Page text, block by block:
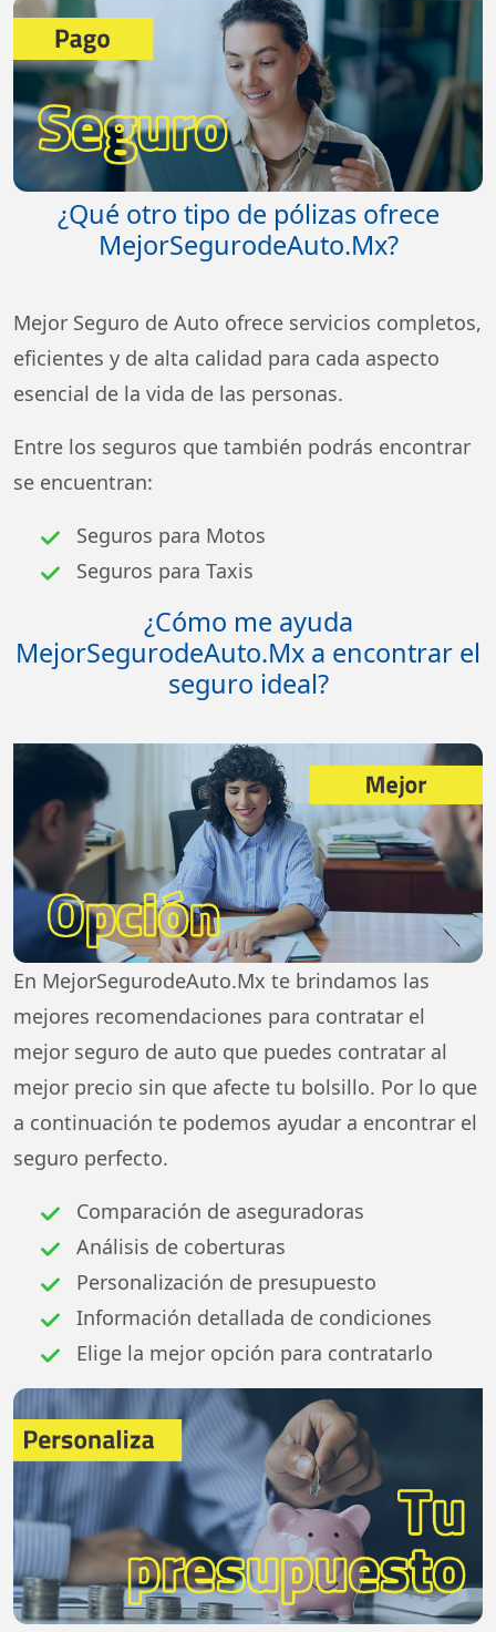
¿Qué otro tipo de pólizas ofrece
MejorSegurodeAuto.Mx?
Mejor Seguro de Auto ofrece servicios completos,
eficientes y de alta calidad para cada aspecto
esencial de la vida de las personas.
Entre los seguros que también podrás encontrar
se encuentran:
Seguros para Motos
Seguros para Taxis
¿Cómo me ayuda
MejorSegurodeAuto.Mx a encontrar el
seguro ideal?
En MejorSegurodeAuto.Mx te brindamos las
mejores recomendaciones para contratar el
mejor seguro de auto que puedes contratar al
mejor precio sin que afecte tu bolsillo. Por lo que
a continuación te podemos ayudar a encontrar el
seguro perfecto.
Comparación de aseguradoras
Análisis de coberturas
Personalización de presupuesto
Información detallada de condiciones
Elige la mejor opción para contratarlo